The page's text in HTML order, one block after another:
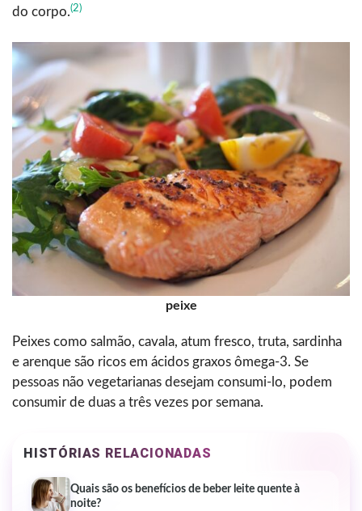
do corpo.(2)
peixe
Peixes como salmão, cavala, atum fresco, truta, sardinha
e arenque são ricos em ácidos graxos ômega-3. Se
pessoas não vegetarianas desejam consumi-lo, podem
consumir de duas a três vezes por semana.
HISTÓRIAS RELACIONADAS
Quais são os benefícios de beber leite quente à
noite?